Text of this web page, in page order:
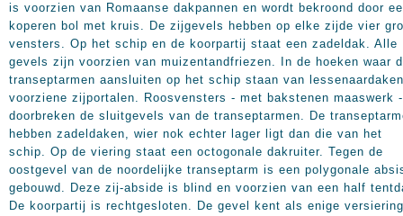
is voorzien van Romaanse dakpannen en wordt bekroond door
koperen bol met kruis. De zijgevels hebben op elke zijde vier
vensters. Op het schip en de koorpartij staat een zadeldak. Alle
gevels zijn voorzien van muizentandfriezen. In de hoeken waar
transeptarmen aansluiten op het schip staan van lessenaardaken
voorziene zijportalen. Roosvensters - met bakstenen maaswerk -
doorbreken de sluitgevels van de transeptarmen. De
hebben zadeldaken, wier nok echter lager ligt dan die van het
schip. Op de viering staat een octogonale dakruiter. Tegen de
oostgevel van de noordelijke transeptarm is een polygonale
gebouwd. Deze zij-abside is blind en voorzien van een half
De koorpartij is rechtgesloten. De gevel kent als enige versiering